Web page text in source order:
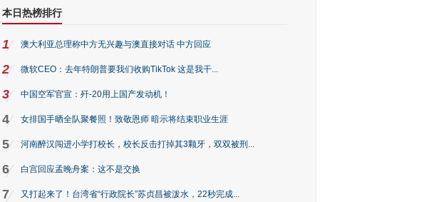
本日热榜排行
1 澳大利亚总理称中方无兴趣与澳直接对话 中方回应
2 微软CEO：去年特朗普要我们收购TikTok 这是我干...
3 中国空军官宣：歼-20用上国产发动机！
4 女排国手晒全队聚餐照！致敬恩师 暗示将结束职业生涯
5 河南醉汉闯进小学打校长，校长反击打掉其3颗牙，双双被刑...
6 白宫回应孟晚舟案：这不是交换
7 又打起来了！台湾省“行政院长”苏贞昌被泼水，22秒完成...